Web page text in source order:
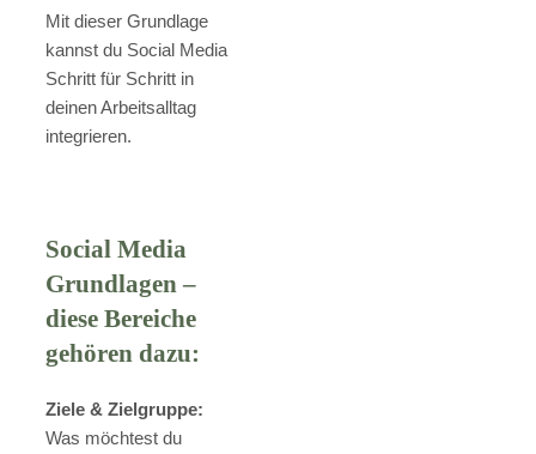
Mit dieser Grundlage
kannst du Social Media
Schritt für Schritt in
deinen Arbeitsalltag
integrieren.
Social Media
Grundlagen –
diese Bereiche
gehören dazu:
Ziele & Zielgruppe:
Was möchtest du